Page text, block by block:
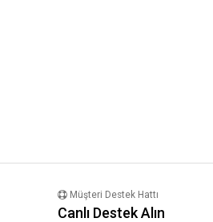
Müşteri Destek Hattı
Canlı Destek Alın